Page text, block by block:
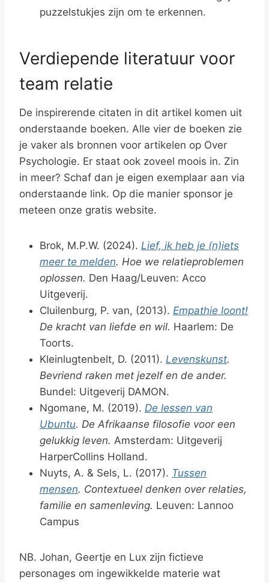
puzzelstukjes zijn om te erkennen.
Verdiepende literatuur voor
team relatie
De inspirerende citaten in dit artikel komen uit
onderstaande boeken. Alle vier de boeken zie
je vaker als bronnen voor artikelen op Over
Psychologie. Er staat ook zoveel moois in. Zin
in meer? Schaf dan je eigen exemplaar aan via
onderstaande link. Op die manier sponsor je
meteen onze gratis website.
Brok, M.P.W. (2024). Lief, ik heb je (n)iets
meer te melden. Hoe we relatieproblemen
oplossen. Den Haag/Leuven: Acco
Uitgeverij.
Cluilenburg, P. van, (2013). Empathie loont!
De kracht van liefde en wil. Haarlem: De
Toorts.
Kleinlugtenbelt, D. (2011). Levenskunst.
Bevriend raken met jezelf en de ander.
Bundel: Uitgeverij DAMON.
Ngomane, M. (2019). De lessen van
Ubuntu. De Afrikaanse filosofie voor een
gelukkig leven. Amsterdam: Uitgeverij
HarperCollins Holland.
Nuyts, A. & Sels, L. (2017). Tussen
mensen. Contextueel denken over relaties,
familie en samenleving. Leuven: Lannoo
Campus
NB. Johan, Geertje en Lux zijn fictieve
personages om ingewikkelde materie wat